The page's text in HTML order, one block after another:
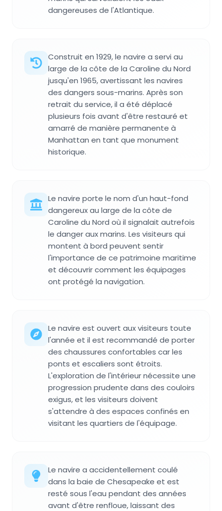
dangereuses de l'Atlantique.
Construit en 1929, le navire a servi au
large de la côte de la Caroline du Nord
jusqu'en 1965, avertissant les navires
des dangers sous-marins. Après son
retrait du service, il a été déplacé
plusieurs fois avant d'être restauré et
amarré de manière permanente à
Manhattan en tant que monument
historique.
Le navire porte le nom d'un haut-fond
dangereux au large de la côte de
Caroline du Nord où il signalait autrefois
le danger aux marins. Les visiteurs qui
montent à bord peuvent sentir
l'importance de ce patrimoine maritime
et découvrir comment les équipages
ont protégé la navigation.
Le navire est ouvert aux visiteurs toute
l'année et il est recommandé de porter
des chaussures confortables car les
ponts et escaliers sont étroits.
L'exploration de l'intérieur nécessite une
progression prudente dans des couloirs
exigus, et les visiteurs doivent
s'attendre à des espaces confinés en
visitant les quartiers de l'équipage.
Le navire a accidentellement coulé
dans la baie de Chesapeake et est
resté sous l'eau pendant des années
avant d'être renfloue, laissant des